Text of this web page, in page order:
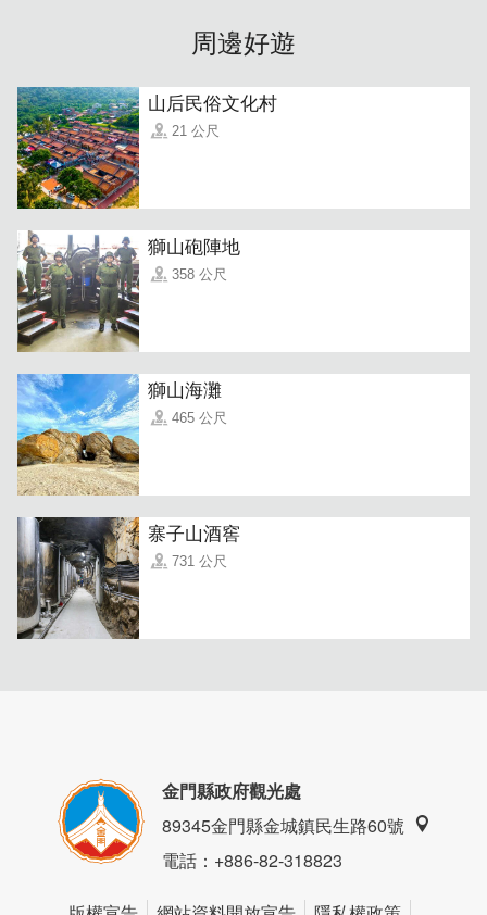
除了美食，諾莉商店還是一間戰地迷彩展示館。店內販售各
種金門特色T恤、迷彩服和帽子，讓曾經服役的朋友們能夠
帶回珍貴的回憶。
周邊好遊
山后民俗文化村
21 公尺
獅山砲陣地
358 公尺
獅山海灘
465 公尺
寨子山酒窖
731 公尺
金門縣政府觀光處
89345金門縣金城鎮民生路60號
電話：+886-82-318823